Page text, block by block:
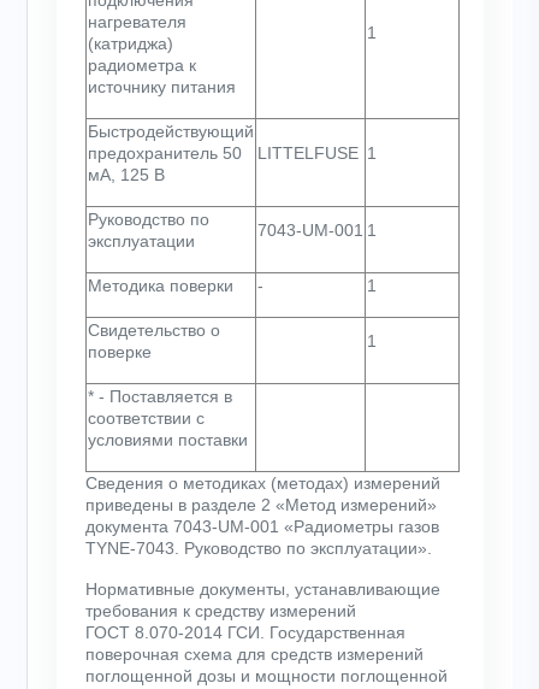
нагревателя
(катриджа)
радиометра к
источнику питания
1
Быстродействующий
предохранитель 50
мА, 125 В
LITTELFUSE 1
Руководство по
эксплуатации
7043-UM-001 1
Методика поверки - 1
Свидетельство о
поверке
1
* - Поставляется в
соответствии с
условиями поставки
Сведения о методиках (методах) измерений
приведены в разделе 2 «Метод измерений»
документа 7043-UM-001 «Радиометры газов
TYNE-7043. Руководство по эксплуатации».
Нормативные документы, устанавливающие
требования к средству измерений
ГОСТ 8.070-2014 ГСИ. Государственная
поверочная схема для средств измерений
поглощенной дозы и мощности поглощенной